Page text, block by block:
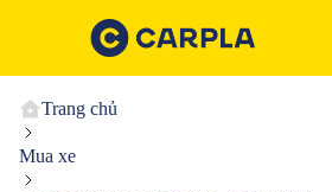
Trang chủ
Mua xe